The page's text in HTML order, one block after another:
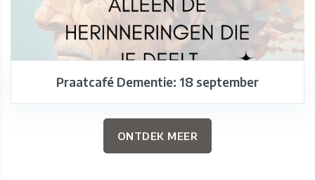
Praatcafé Dementie: 18 september
ONTDEK MEER